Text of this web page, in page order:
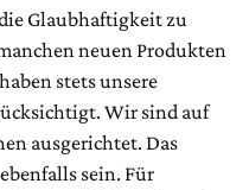
Glaubhaftigkeit zu
neuen Produkten
stets unsere
Wir sind auf
ausgerichtet. Das
sein. Für